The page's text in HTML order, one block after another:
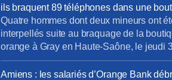
notre bassin d’emploi est “pauvre” en
opportunités d’évolution vers les métiers
de la data, du cloud et […]
ils braquent 89 téléphones dans une
Orange – France 3 région
Quatre hommes dont deux mineurs ont
interpellés suite au braquage de la
orange à Gray en Haute-Saône, le jeudi
janvier 2025. C’est le second braquage
ce magasin. Deux des malfrats viennent
Amiens : les salariés d’Orange Bank